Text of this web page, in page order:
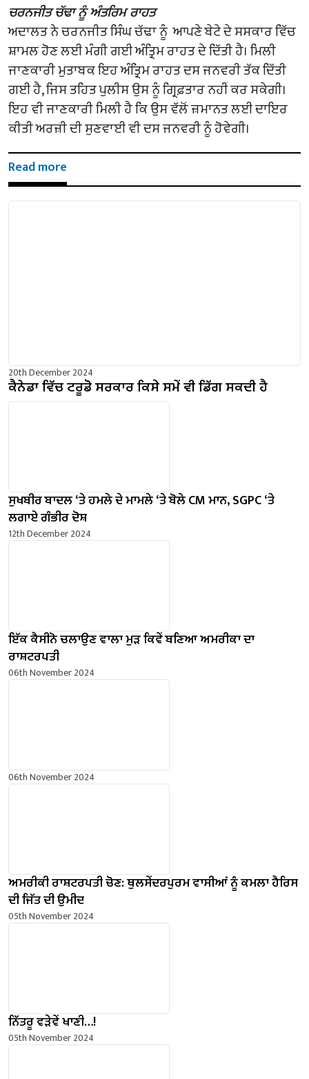
ਚਰਨਜੀਤ ਚੱਢਾ ਨੂੰ ਅੰਤਰਿਮ ਰਾਹਤ
ਅਦਾਲਤ ਨੇ ਚਰਨਜੀਤ ਸਿੰਘ ਚੱਢਾ ਨੂੰ ਆਪਣੇ ਬੇਟੇ ਦੇ ਸਸਕਾਰ ਵਿੱਚ
ਸ਼ਾਮਲ ਹੋਣ ਲਈ ਮੰਗੀ ਗਈ ਅੰਤ੍ਰਿਮ ਰਾਹਤ ਦੇ ਦਿੱਤੀ ਹੈ। ਮਿਲੀ
ਜਾਣਕਾਰੀ ਮੁਤਾਬਕ ਇਹ ਅੰਤ੍ਰਿਮ ਰਾਹਤ ਦਸ ਜਨਵਰੀ ਤੱਕ ਦਿੱਤੀ
ਗਈ ਹੈ, ਜਿਸ ਤਹਿਤ ਪੁਲੀਸ ਉਸ ਨੂੰ ਗ੍ਰਿਫ਼ਤਾਰ ਨਹੀਂ ਕਰ ਸਕੇਗੀ।
ਇਹ ਵੀ ਜਾਣਕਾਰੀ ਮਿਲੀ ਹੈ ਕਿ ਉਸ ਵੱਲੋਂ ਜ਼ਮਾਨਤ ਲਈ ਦਾਇਰ
ਕੀਤੀ ਅਰਜ਼ੀ ਦੀ ਸੁਣਵਾਈ ਵੀ ਦਸ ਜਨਵਰੀ ਨੂੰ ਹੋਵੇਗੀ।
Read more
20th December 2024
ਕੈਨੇਡਾ ਵਿੱਚ ਟਰੂਡੋ ਸਰਕਾਰ ਕਿਸੇ ਸਮੇਂ ਵੀ ਡਿੱਗ ਸਕਦੀ ਹੈ
ਸੁਖਬੀਰ ਬਾਦਲ ‘ਤੇ ਹਮਲੇ ਦੇ ਮਾਮਲੇ ‘ਤੇ ਬੋਲੇ ​​CM ਮਾਨ, SGPC ‘ਤੇ
ਲਗਾਏ ਗੰਭੀਰ ਦੋਸ਼
12th December 2024
ਇੱਕ ਕੈਸੀਨੋ ਚਲਾਉਣ ਵਾਲਾ ਮੁੜ ਕਿਵੇਂ ਬਣਿਆ ਅਮਰੀਕਾ ਦਾ
ਰਾਸ਼ਟਰਪਤੀ
06th November 2024
06th November 2024
ਅਮਰੀਕੀ ਰਾਸ਼ਟਰਪਤੀ ਚੋਣ: ਥੁਲਸੇਂਦਰਪੁਰਮ ਵਾਸੀਆਂ ਨੂੰ ਕਮਲਾ ਹੈਰਿਸ
ਦੀ ਜਿੱਤ ਦੀ ਉਮੀਦ
05th November 2024
ਨਿੱਤਰੂ ਵੜੇਵੇਂ ਖਾਣੀ…!
05th November 2024